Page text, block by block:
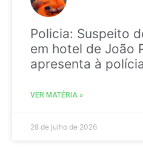
Policia: Suspeito
em hotel de João
apresenta à
VER MATÉRIA »
28 de julho de 2026